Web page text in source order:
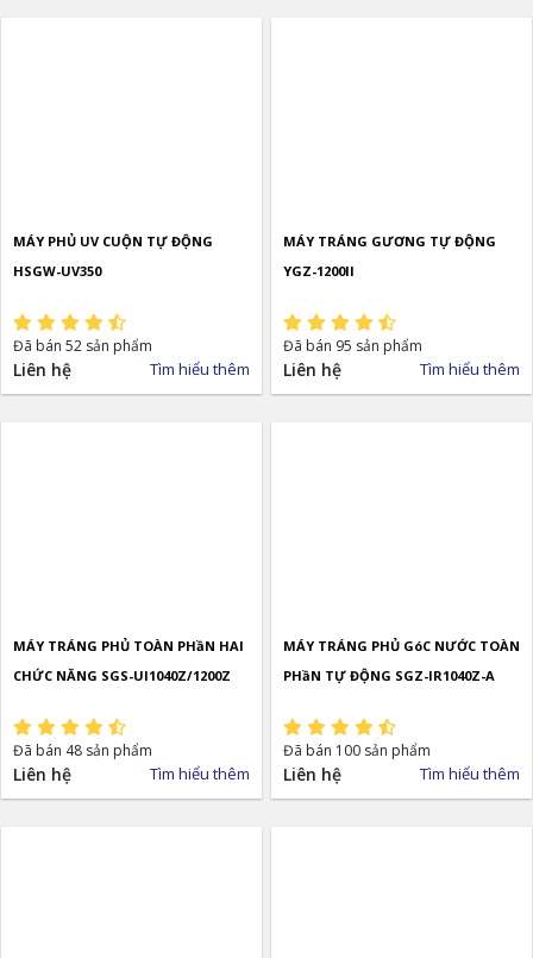
MÁY PHỦ UV CUỘN TỰ ĐỘNG
HSGW-UV350
Đã bán 52 sản phẩm
Liên hệ Tìm hiểu thêm
MÁY TRÁNG GƯƠNG TỰ ĐỘNG
YGZ-1200II
Đã bán 95 sản phẩm
Liên hệ Tìm hiểu thêm
MÁY TRÁNG PHỦ TOÀN PHầN HAI
CHỨC NĂNG SGS-UI1040Z/1200Z
Đã bán 48 sản phẩm
Liên hệ Tìm hiểu thêm
MÁY TRÁNG PHỦ GóC NƯỚC TOÀN
PHầN TỰ ĐỘNG SGZ-IR1040Z-A
Đã bán 100 sản phẩm
Liên hệ Tìm hiểu thêm